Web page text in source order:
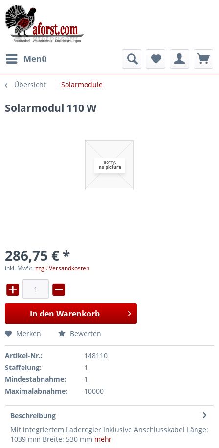
Menü
Übersicht Solarmodule
Solarmodul 110 W
286,75 € *
inkl. MwSt.zzgl. Versandkosten
In den Warenkorb
Merken Bewerten
Artikel-Nr.:
148110
Staffelung:
1
Mindestabnahme:
1
Maximalabnahme:
10000
Beschreibung
Mit integriertem Laderegler Inklusive Anschlusskabel Länge:
1039 mm Breite: 530 mm mehr